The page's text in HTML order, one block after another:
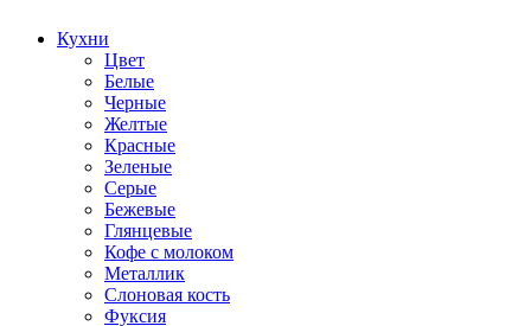
Кухни
Цвет
Белые
Черные
Желтые
Красные
Зеленые
Серые
Бежевые
Глянцевые
Кофе с молоком
Металлик
Слоновая кость
Фуксия